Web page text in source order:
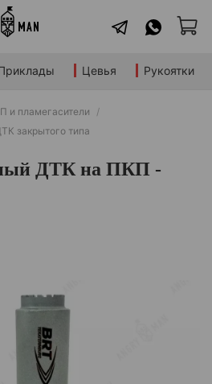
Цевья Рукоятки
и пламегасители
закрытого типа
ДТК на ПКП -